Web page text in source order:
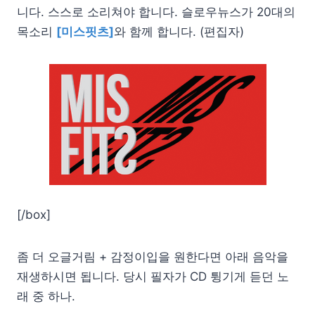
니다. 스스로 소리쳐야 합니다. 슬로우뉴스가 20대의
목소리 [미스핏츠]와 함께 합니다. (편집자)
[/box]
좀 더 오글거림 + 감정이입을 원한다면 아래 음악을
재생하시면 됩니다. 당시 필자가 CD 튕기게 듣던 노
래 중 하나.